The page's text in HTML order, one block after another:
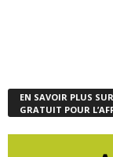
EN SAVOIR PLUS
GRATUIT POUR